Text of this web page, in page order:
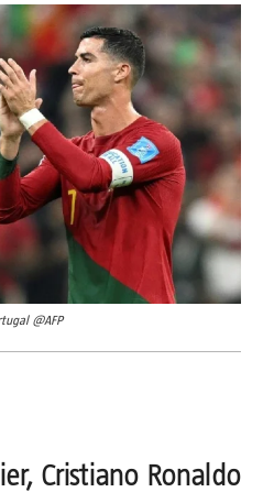
@AFP
Cristiano Ronaldo